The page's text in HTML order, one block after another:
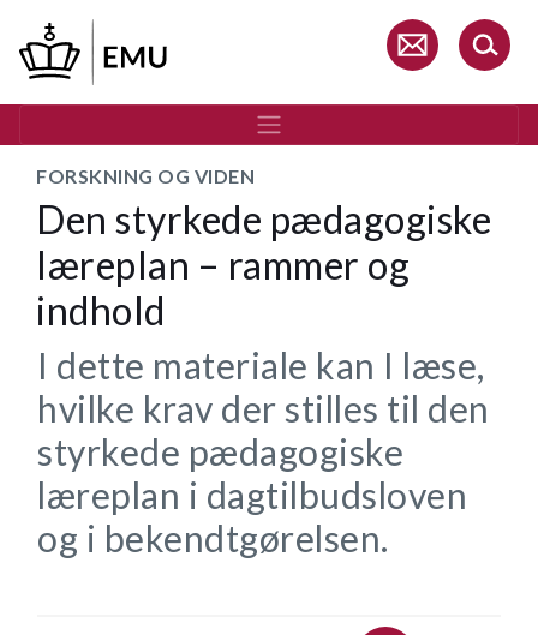
hovedindhold
FORSKNING OG VIDEN
Den styrkede pædagogiske
læreplan – rammer og
indhold
I dette materiale kan I læse,
hvilke krav der stilles til den
styrkede pædagogiske
læreplan i dagtilbudsloven
og i bekendtgørelsen.